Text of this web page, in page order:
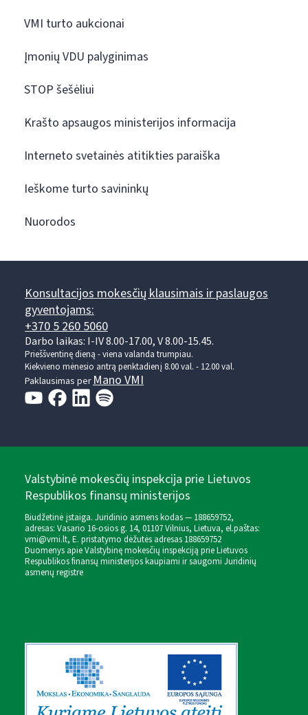
VMI turto aukcionai
Įmonių VDU palyginimas
STOP šešėliui
Krašto apsaugos ministerijos informacija
Interneto svetainės atitikties paraiška
Ieškome turto savininkų
Nuorodos
Konsultacijos mokesčių klausimais ir paslaugos
gyventojams:
+370 5 260 5060
Darbo laikas: I-IV 8.00-17.00, V 8.00-15.45.
Prieššventinę dieną - viena valanda trumpiau.
Kiekvieno mėnesio antrą penktadienį 8.00 val. - 12.00 val.
Paklausimas perMano VMI
Valstybinė mokesčių inspekcija prie Lietuvos
Respublikos finansų ministerijos
Biudžetinė įstaiga. Juridinio asmens kodas — 188659752,
adresas: Vasario 16-osios g. 14, 01107 Vilnius, Lietuva, el.paštas:
vmi@vmi.lt, E. pristatymo dėžutės adresas 188659752
Duomenys apie Valstybinę mokesčių inspekciją prie Lietuvos
Respublikos finansų ministerijos kaupiami ir saugomi Juridinių
asmenų registre